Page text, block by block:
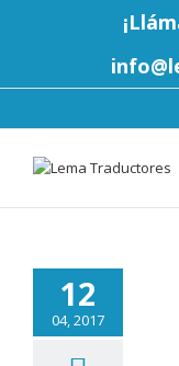
12
04, 2017